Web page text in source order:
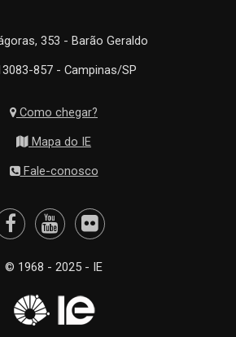
353 - Barão Geraldo
857 - Campinas/SP
Como chegar?
Mapa do IE
Fale-conosco
© 1968 - 2025 - IE